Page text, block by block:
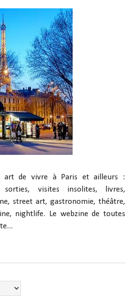
art de vivre à Paris et ailleurs :
sorties, visites insolites, livres,
street art, gastronomie, théâtre,
nightlife. Le webzine de toutes